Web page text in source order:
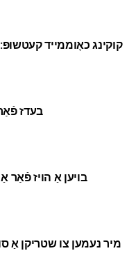
קוקינג כאָוממייד
בעדז
בויען אַ הויז פֿאַר
מיר נעמען צו שטריקן אַ